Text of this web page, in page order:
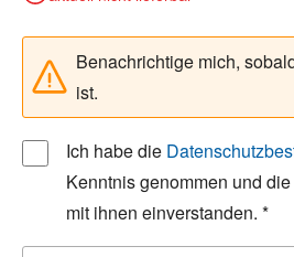
Benachrichtige mich,
ist.
Ich habe die
Kenntnis genommen und die
mit ihnen einverstanden. *